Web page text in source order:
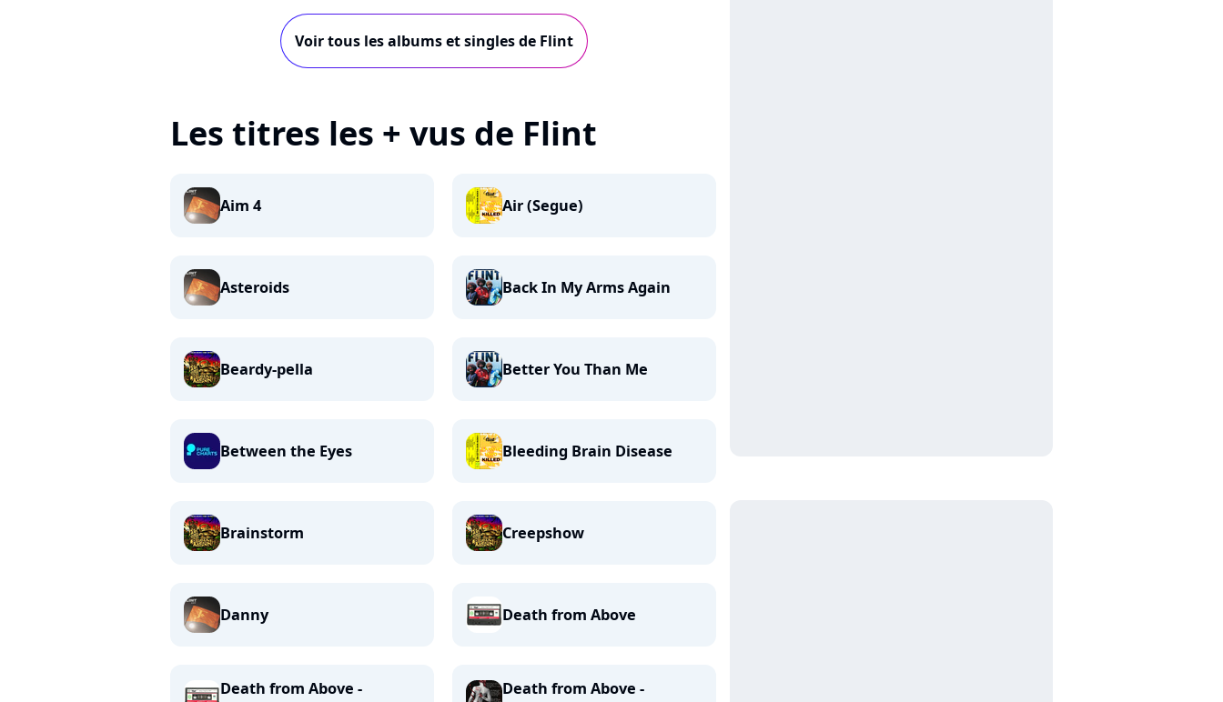
Voir tous les albums et singles de Flint
Les titres les + vus de Flint
Aim 4 Air (Segue)
Asteroids Back In My Arms Again
Beardy-pella Better You Than Me
Between the Eyes Bleeding Brain Disease
Brainstorm Creepshow
Danny Death from Above
Death from Above -
Death from Above -